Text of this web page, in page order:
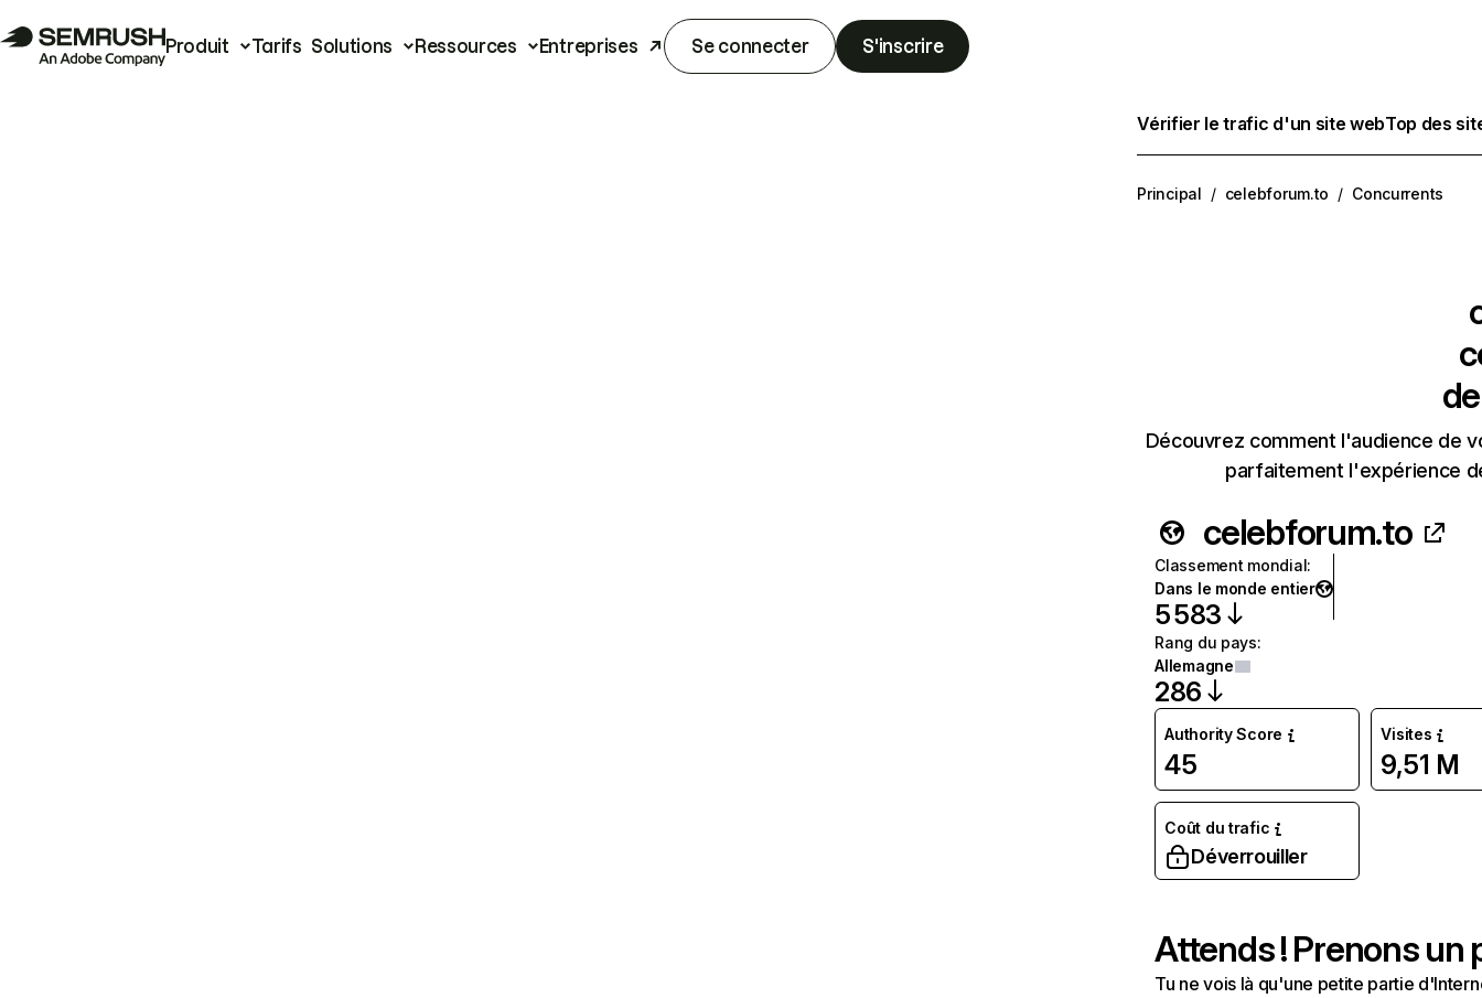
Produit Tarifs Solutions Ressources Entreprises Se connecter S'inscrire
Vérifier le trafic d'un site webTop des
Principal / celebforum.to / Concurrents
Découvrez comment l'audience de
parfaitement l'expérience
celebforum.to
Classement mondial:
Dans le monde entier
5 583
Rang du pays:
Allemagne
286
Authority Score
45
Visites
9,51 M
Coût du trafic
Déverrouiller
Attends ! Prenons un
Tu ne vois là qu'une petite partie